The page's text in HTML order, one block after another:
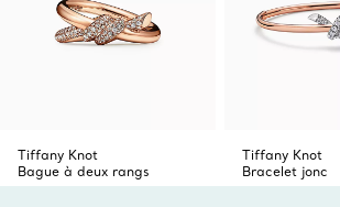
Tiffany Knot
Bague à deux rangs
Tiffany Knot
Bracelet jonc